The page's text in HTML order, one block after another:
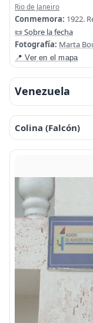
Rio de Janeiro
Conmemora: 1922.
📜 Sobre la fecha
Fotografía: Marta
📍 Ver en el mapa
Venezuela
Colina (Falcón)